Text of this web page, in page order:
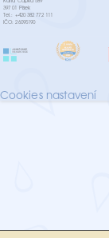
397 01 Písek
Tel.: +420 382 772 111
IČO: 26095190
Cookies nastavení